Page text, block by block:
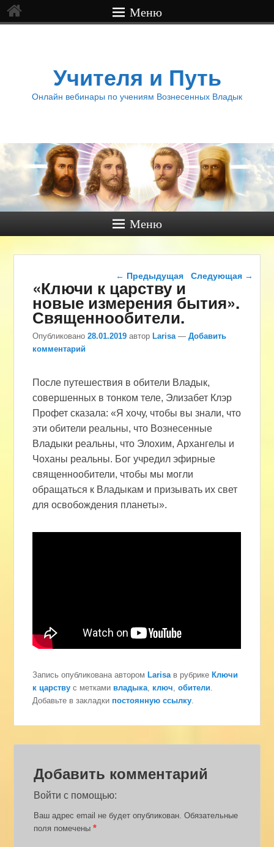
Меню
Учителя и Путь
Онлайн вебинары по учениям Вознесенных Владык
Меню
Навигация по записям
← Предыдущая Следующая →
«Ключи к царству и
новые измерения бытия».
Священнообители.
Опубликовано28.01.2019 авторLarisa —Добавить
комментарий
После путешествия в обители Владык,
совершенных в тонком теле, Элизабет Клэр
Профет сказала: «Я хочу, чтобы вы знали, что
эти обители реальны, что Вознесенные
Владыки реальны, что Элохим, Архангелы и
Чоханы реальны. Бог учредил эфирные
священнообители, чтобы мы могли
обращаться к Владыкам и призывать их свет
для освобождения планеты».
Запись опубликована автором Larisa в рубрике Ключи
к царству с метками владыка ключ ,обители
Добавьте в закладки постоянную ссылку
Добавить комментарий
Войти с помощью:
Ваш адрес email не будет опубликован. Обязательные
поля помечены*